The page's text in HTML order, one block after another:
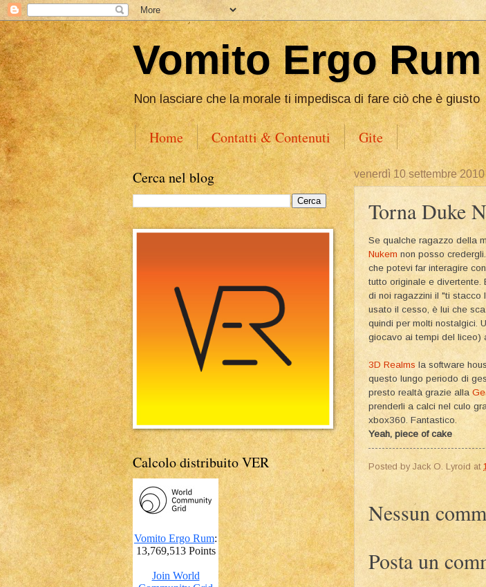
Vomito Ergo Rum
Non lasciare che la morale ti impedisca di fare ciò che è giusto
Home Contatti & Contenuti Gite
venerdì 10 settembre 2010
Torna Duke
Se qualche ragazzo della
Nukem non posso
che potevi far interagire
tutto originale e divertente.
di noi ragazzini il "ti
usato il cesso, è lui che
quindi per molti nostalgici.
giocavo ai tempi del liceo)
3D Realms la software
questo lungo periodo di
presto realtà grazie alla
prenderli a calci nel culo
xbox360. Fantastico.
Yeah, piece of cake
Posted by Jack O. Lyroid at
Nessun
Posta un
Cerca nel blog
Calcolo distribuito VER